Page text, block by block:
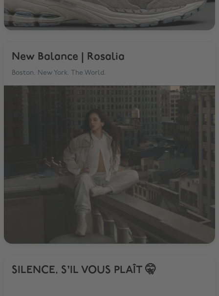
New Balance | Rosalia
Boston. New York. The World.
SILENCE, S’IL VOUS PLAÎT 🤫